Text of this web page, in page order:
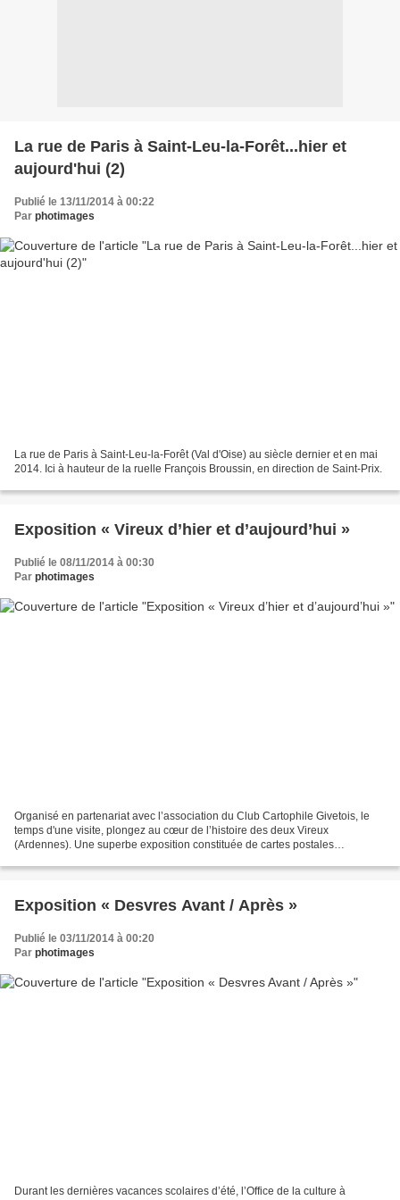
La rue de Paris à Saint-Leu-la-Forêt...hier et
aujourd'hui (2)
Publié le 13/11/2014 à 00:22
Par photimages
La rue de Paris à Saint-Leu-la-Forêt (Val d'Oise) au siècle dernier et en mai
2014. Ici à hauteur de la ruelle François Broussin, en direction de Saint-Prix.
Exposition « Vireux d’hier et d’aujourd’hui »
Publié le 08/11/2014 à 00:30
Par photimages
Organisé en partenariat avec l’association du Club Cartophile Givetois, le
temps d'une visite, plongez au cœur de l’histoire des deux Vireux
(Ardennes). Une superbe exposition constituée de cartes postales
Exposition « Desvres Avant / Après »
Publié le 03/11/2014 à 00:20
Par photimages
Durant les dernières vacances scolaires d’été, l’Office de la culture à